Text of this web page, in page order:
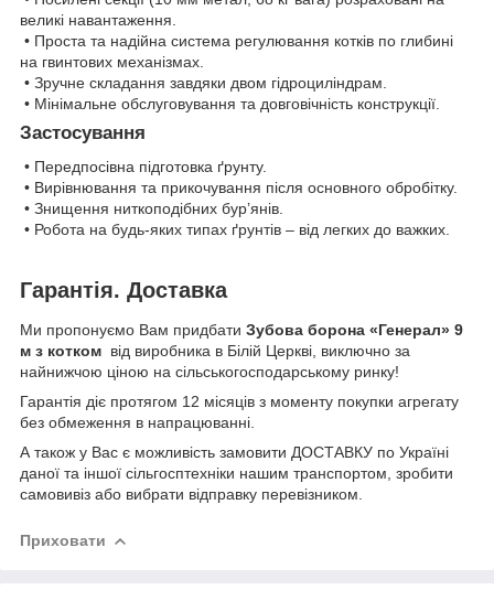
великі навантаження.
• Проста та надійна система регулювання котків по глибині
на гвинтових механізмах.
• Зручне складання завдяки двом гідроциліндрам.
• Мінімальне обслуговування та довговічність конструкції.
Застосування
• Передпосівна підготовка ґрунту.
• Вирівнювання та прикочування після основного обробітку.
• Знищення ниткоподібних бур’янів.
• Робота на будь-яких типах ґрунтів – від легких до важких.
Гарантія. Доставка
Ми пропонуємо Вам придбати Зубова борона «Генерал» 9
м з котком від виробника в Білій Церкві, виключно за
найнижчою ціною на сільськогосподарському ринку!
Гарантія діє протягом 12 місяців з моменту покупки агрегату
без обмеження в напрацюванні.
А також у Вас є можливість замовити ДОСТАВКУ по Україні
даної та іншої сільгосптехніки нашим транспортом, зробити
самовивіз або вибрати відправку перевізником.
Приховати